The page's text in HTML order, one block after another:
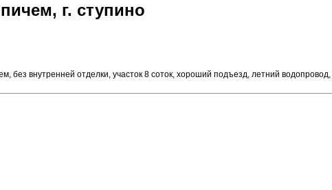
г. ступино
без внутренней отделки, участок 8 соток, хороший подъезд, летний